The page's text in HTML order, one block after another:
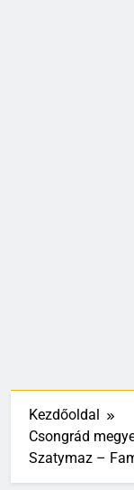
Kezdőoldal
Csongrád
Szatymaz –